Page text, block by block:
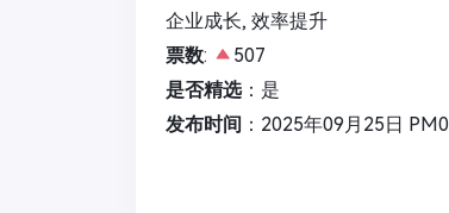
企业成长, 效率提升
票数:
507
是否精选：是
发布时间 ：2025年09月25日